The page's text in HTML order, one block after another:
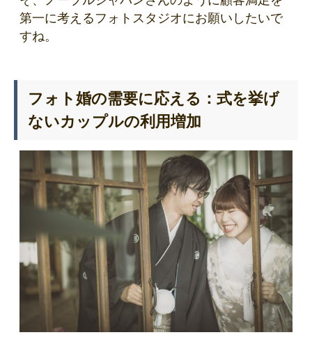
第一に考えるフォトスタジオにお願いしたいで
すね。
フォト婚の需要に応える：式を挙げ
ないカップルの利用増加